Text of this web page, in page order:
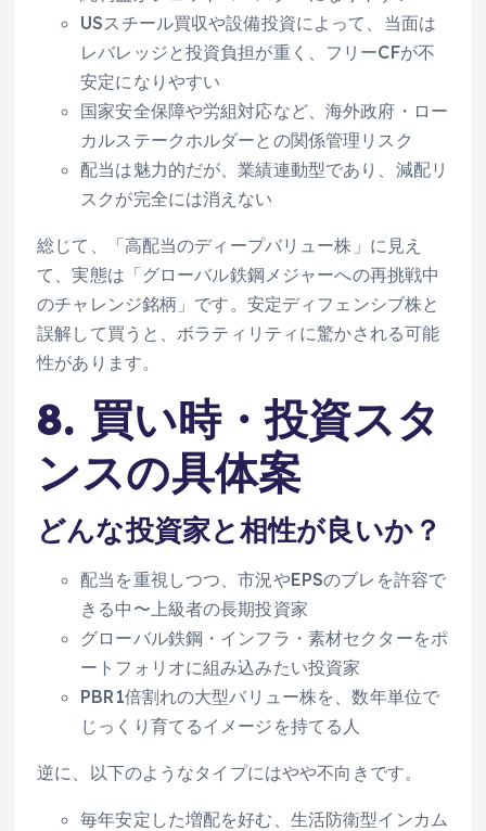
USスチール買収や設備投資によって、当面は
レバレッジと投資負担が重く、フリーCFが不
安定になりやすい
国家安全保障や労組対応など、海外政府・ロー
カルステークホルダーとの関係管理リスク
配当は魅力的だが、業績連動型であり、減配リ
スクが完全には消えない
総じて、「高配当のディープバリュー株」に見え
て、実態は「グローバル鉄鋼メジャーへの再挑戦中
のチャレンジ銘柄」です。安定ディフェンシブ株と
誤解して買うと、ボラティリティに驚かされる可能
性があります。
8. 買い時・投資スタ
ンスの具体案
どんな投資家と相性が良いか？
配当を重視しつつ、市況やEPSのブレを許容で
きる中〜上級者の長期投資家
グローバル鉄鋼・インフラ・素材セクターをポ
ートフォリオに組み込みたい投資家
PBR1倍割れの大型バリュー株を、数年単位で
じっくり育てるイメージを持てる人
逆に、以下のようなタイプにはやや不向きです。
毎年安定した増配を好む、生活防衛型インカム